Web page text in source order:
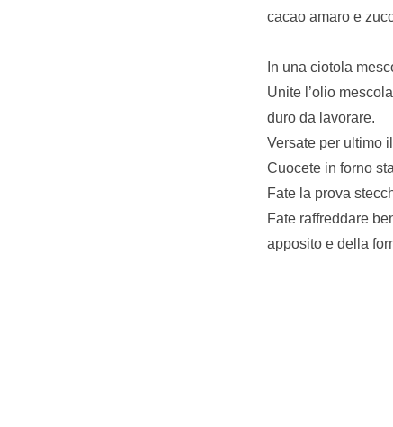
cacao amaro e
In una ciotola
Unite l’olio
duro da lavorare.
Versate per ultimo
Cuocete in forno
Fate la prova
Fate raffreddare
apposito e della